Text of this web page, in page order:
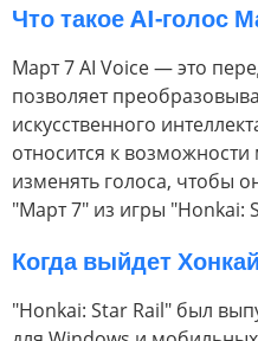
Что такое AI-голос
Март 7 AI Voice — это
позволяет
искусственного
относится к
изменять голоса, чтобы
"Март 7" из игры "Honkai:
Когда выйдет
"Honkai: Star Rail" был